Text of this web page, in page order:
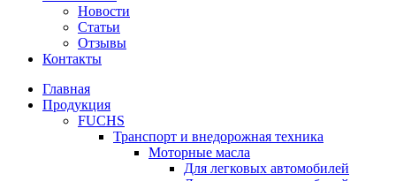
Новости
Статьи
Отзывы
Контакты
Главная
Продукция
FUCHS
Транспорт и внедорожная техника
Моторные масла
Для легковых автомобилей